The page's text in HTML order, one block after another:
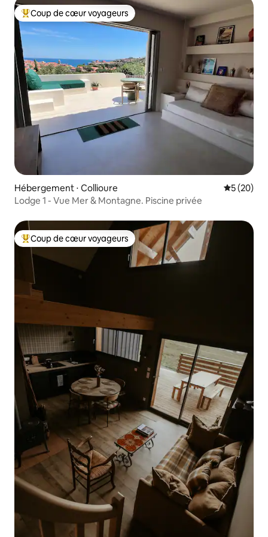
Coups de cœur voyageurs les plus appréciés
Coup de cœur voyageurs
Hébergement ⋅ Collioure
5 (20)
Lodge 1 - Vue Mer & Montagne. Piscine privée
Coups de cœur voyageurs les plus appréciés
Coup de cœur voyageurs